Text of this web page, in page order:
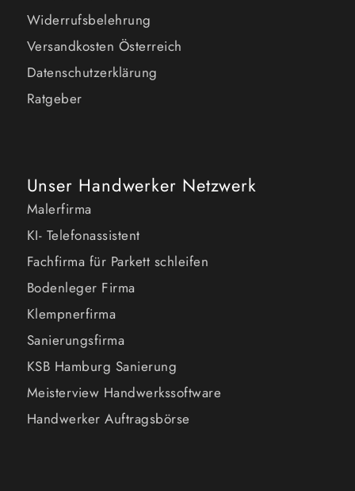
Widerrufsbelehrung
Versandkosten Österreich
Datenschutzerklärung
Ratgeber
Unser Handwerker Netzwerk
Malerfirma
KI- Telefonassistent
Fachfirma für Parkett schleifen
Bodenleger Firma
Klempnerfirma
Sanierungsfirma
KSB Hamburg Sanierung
Meisterview Handwerkssoftware
Handwerker Auftragsbörse